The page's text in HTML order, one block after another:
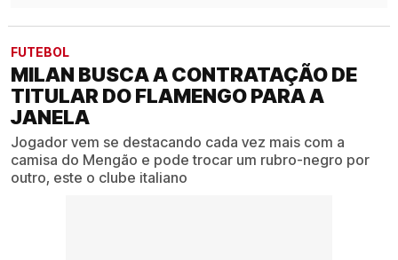
FUTEBOL
MILAN BUSCA A CONTRATAÇÃO DE
TITULAR DO FLAMENGO PARA A
JANELA
Jogador vem se destacando cada vez mais com a
camisa do Mengão e pode trocar um rubro-negro por
outro, este o clube italiano